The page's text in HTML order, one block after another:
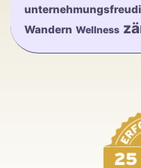
Wandern Wellness